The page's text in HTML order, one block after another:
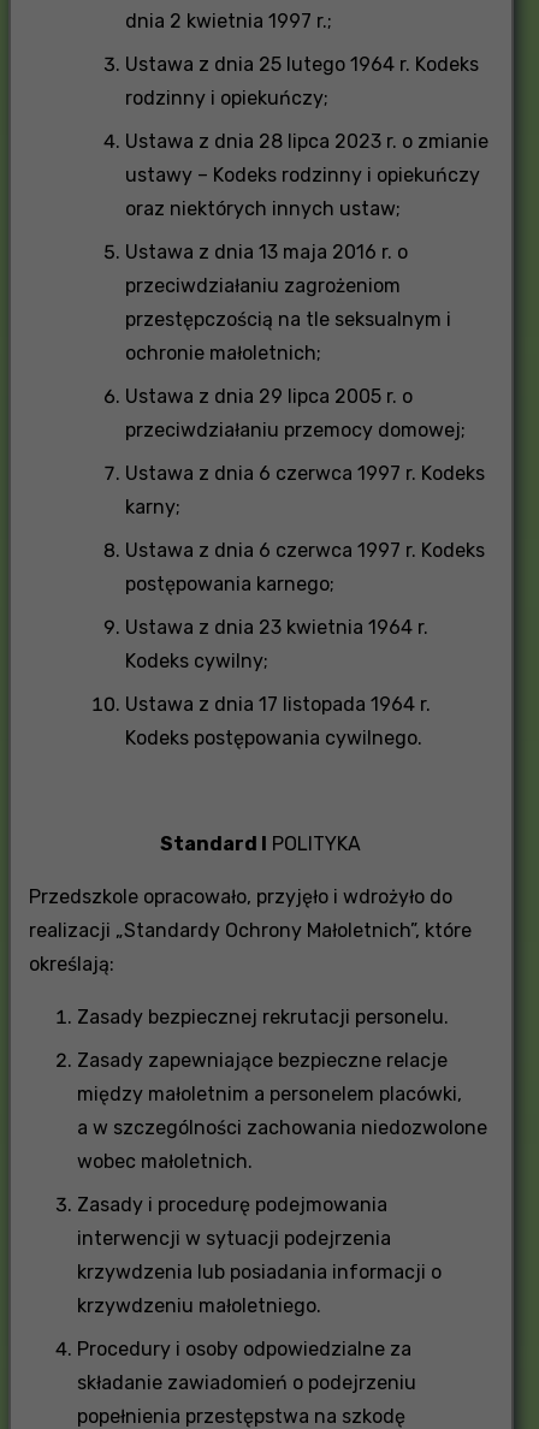
dnia 2 kwietnia 1997 r.;
Ustawa z dnia 25 lutego 1964 r. Kodeks
rodzinny i opiekuńczy;
Ustawa z dnia 28 lipca 2023 r. o zmianie
ustawy – Kodeks rodzinny i opiekuńczy
oraz niektórych innych ustaw;
Ustawa z dnia 13 maja 2016 r. o
przeciwdziałaniu zagrożeniom
przestępczością na tle seksualnym i
ochronie małoletnich;
Ustawa z dnia 29 lipca 2005 r. o
przeciwdziałaniu przemocy domowej;
Ustawa z dnia 6 czerwca 1997 r. Kodeks
karny;
Ustawa z dnia 6 czerwca 1997 r. Kodeks
postępowania karnego;
Ustawa z dnia 23 kwietnia 1964 r.
Kodeks cywilny;
Ustawa z dnia 17 listopada 1964 r.
Kodeks postępowania cywilnego.
Standard I POLITYKA
Przedszkole opracowało, przyjęło i wdrożyło do
realizacji „Standardy Ochrony Małoletnich”, które
określają:
Zasady bezpiecznej rekrutacji personelu.
Zasady zapewniające bezpieczne relacje
między małoletnim a personelem placówki,
a w szczególności zachowania niedozwolone
wobec małoletnich.
Zasady i procedurę podejmowania
interwencji w sytuacji podejrzenia
krzywdzenia lub posiadania informacji o
krzywdzeniu małoletniego.
Procedury i osoby odpowiedzialne za
składanie zawiadomień o podejrzeniu
popełnienia przestępstwa na szkodę